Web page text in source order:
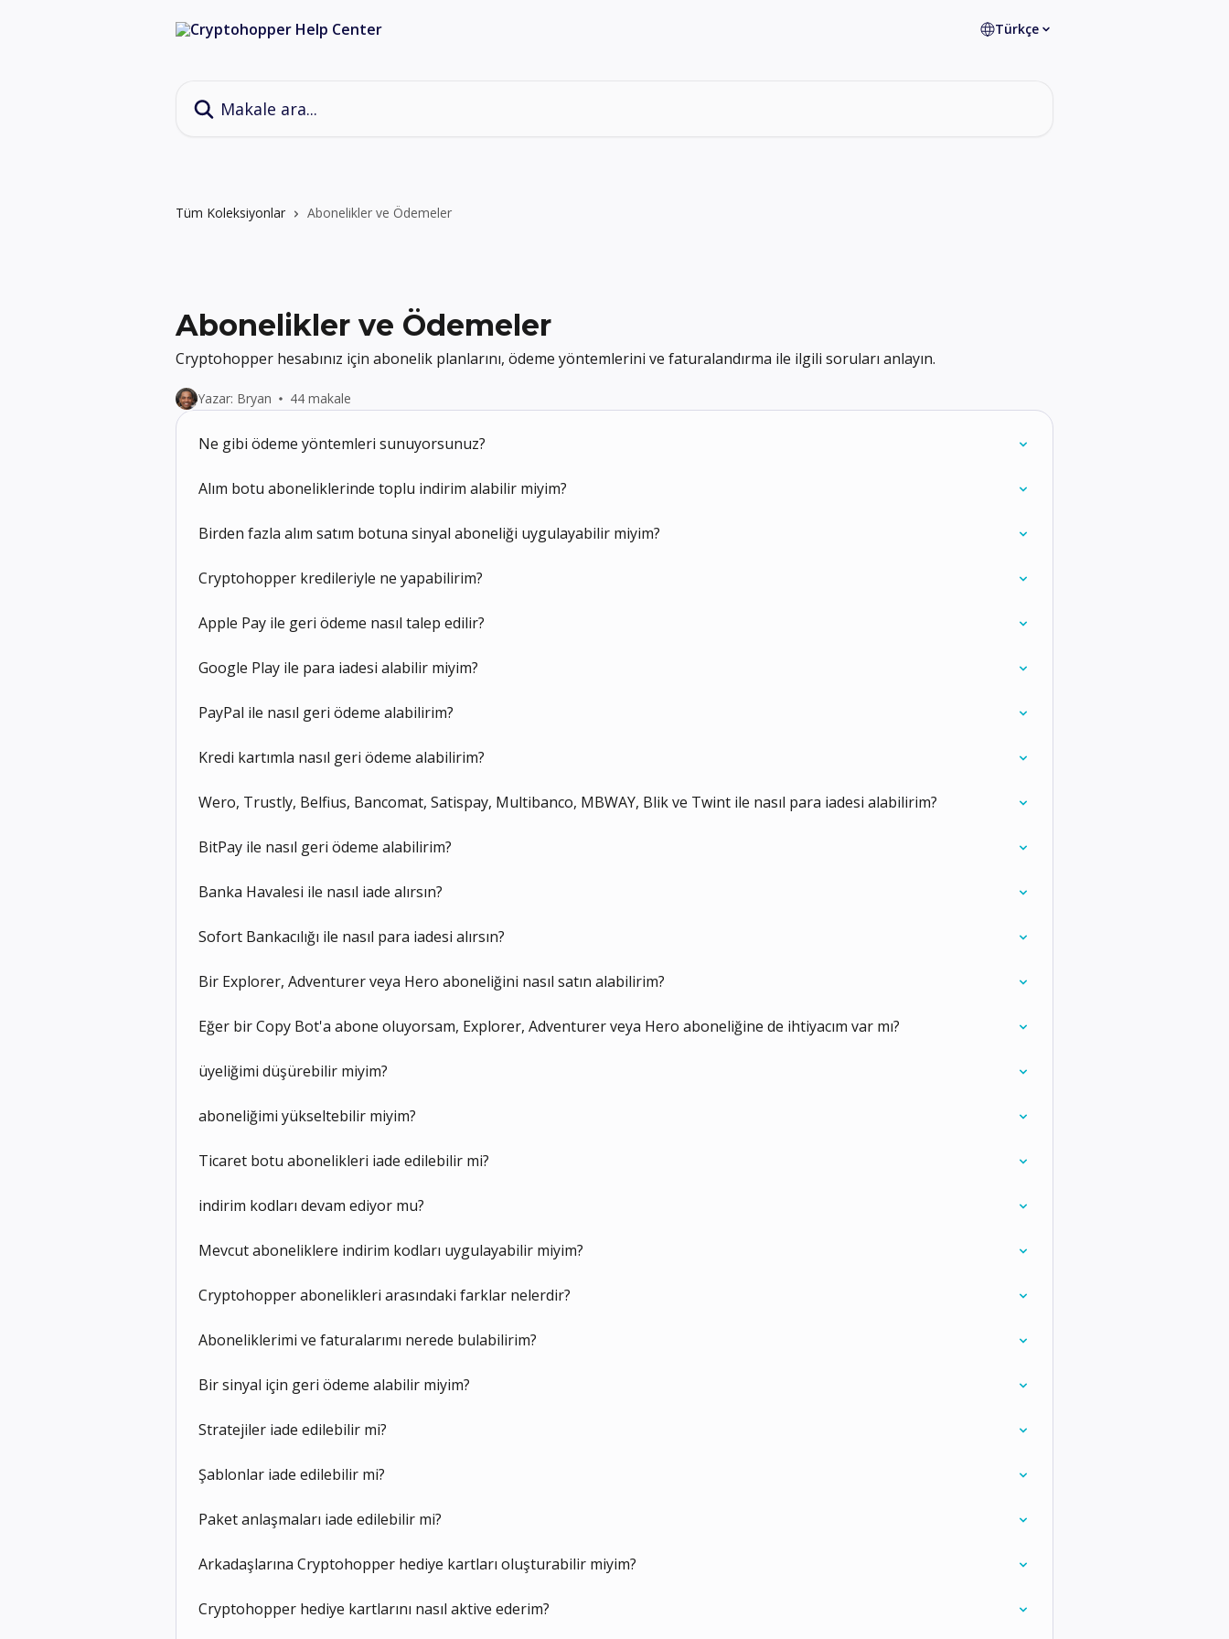
Türkçe
Tüm Koleksiyonlar Abonelikler ve Ödemeler
Abonelikler ve Ödemeler
Cryptohopper hesabınız için abonelik planlarını, ödeme yöntemlerini ve faturalandırma ile ilgili soruları anlayın.
Yazar: Bryan 44 makale
Ne gibi ödeme yöntemleri sunuyorsunuz?
Alım botu aboneliklerinde toplu indirim alabilir miyim?
Birden fazla alım satım botuna sinyal aboneliği uygulayabilir miyim?
Cryptohopper kredileriyle ne yapabilirim?
Apple Pay ile geri ödeme nasıl talep edilir?
Google Play ile para iadesi alabilir miyim?
PayPal ile nasıl geri ödeme alabilirim?
Kredi kartımla nasıl geri ödeme alabilirim?
Wero, Trustly, Belfius, Bancomat, Satispay, Multibanco, MBWAY, Blik ve Twint ile nasıl para iadesi alabilirim?
BitPay ile nasıl geri ödeme alabilirim?
Banka Havalesi ile nasıl iade alırsın?
Sofort Bankacılığı ile nasıl para iadesi alırsın?
Bir Explorer, Adventurer veya Hero aboneliğini nasıl satın alabilirim?
Eğer bir Copy Bot'a abone oluyorsam, Explorer, Adventurer veya Hero aboneliğine de ihtiyacım var mı?
üyeliğimi düşürebilir miyim?
aboneliğimi yükseltebilir miyim?
Ticaret botu abonelikleri iade edilebilir mi?
indirim kodları devam ediyor mu?
Mevcut aboneliklere indirim kodları uygulayabilir miyim?
Cryptohopper abonelikleri arasındaki farklar nelerdir?
Aboneliklerimi ve faturalarımı nerede bulabilirim?
Bir sinyal için geri ödeme alabilir miyim?
Stratejiler iade edilebilir mi?
Şablonlar iade edilebilir mi?
Paket anlaşmaları iade edilebilir mi?
Arkadaşlarına Cryptohopper hediye kartları oluşturabilir miyim?
Cryptohopper hediye kartlarını nasıl aktive ederim?